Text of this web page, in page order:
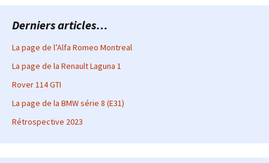
Derniers articles…
La page de l’Alfa Romeo Montreal
La page de la Renault Laguna 1
Rover 114 GTI
La page de la BMW série 8 (E31)
Rétrospective 2023